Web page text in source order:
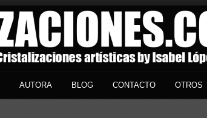
AUTORA BLOG CONTACTO OTROS